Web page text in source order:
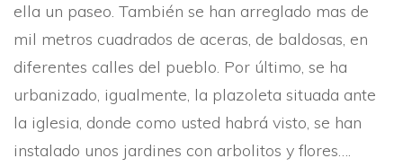
ella un paseo. También se han arreglado mas de
mil metros cua­drados de aceras, de baldosas, en
diferentes calles del pueblo. Por último, se ha
urbanizado, igualmente, la plazoleta situada ante
la iglesia, donde como usted habrá visto, se han
instalado unos jardines con arbolitos y flores….